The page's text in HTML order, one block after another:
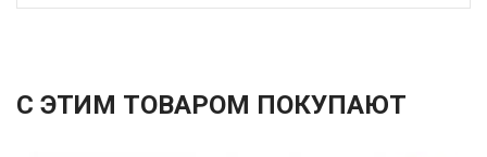
С ЭТИМ ТОВАРОМ ПОКУПАЮТ